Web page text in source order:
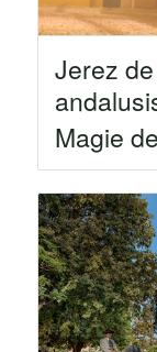
Jerez
Magie